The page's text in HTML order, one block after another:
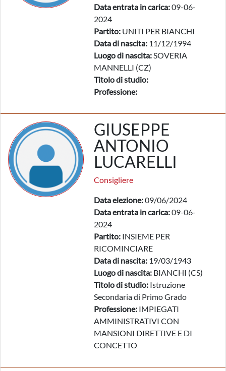
Data entrata in carica:09-06-
2024
Partito: UNITI PER BIANCHI
Data di nascita: 11/12/1994
Luogo di nascita:SOVERIA
MANNELLI (CZ)
Titolo di studio:
Professione:
GIUSEPPE
ANTONIO
LUCARELLI
Consigliere
Data elezione:09/06/2024
Data entrata in carica:09-06-
2024
Partito: INSIEME PER
RICOMINCIARE
Data di nascita: 19/03/1943
Luogo di nascita: BIANCHI (CS)
Titolo di studio: Istruzione
Secondaria di Primo Grado
Professione: IMPIEGATI
AMMINISTRATIVI CON
MANSIONI DIRETTIVE E DI
CONCETTO